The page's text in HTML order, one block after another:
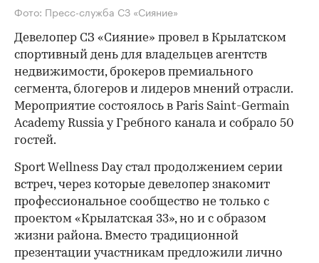
Фото: Пресс-служба СЗ «Сияние»
Девелопер СЗ «Сияние» провел в Крылатском
спортивный день для владельцев агентств
недвижимости, брокеров премиального
сегмента, блогеров и лидеров мнений отрасли.
Мероприятие состоялось в Paris Saint-Germain
Academy Russia у Гребного канала и собрало 50
гостей.
Sport Wellness Day стал продолжением серии
встреч, через которые девелопер знакомит
профессиональное сообщество не только с
проектом «Крылатская 33», но и с образом
жизни района. Вместо традиционной
презентации участникам предложили лично